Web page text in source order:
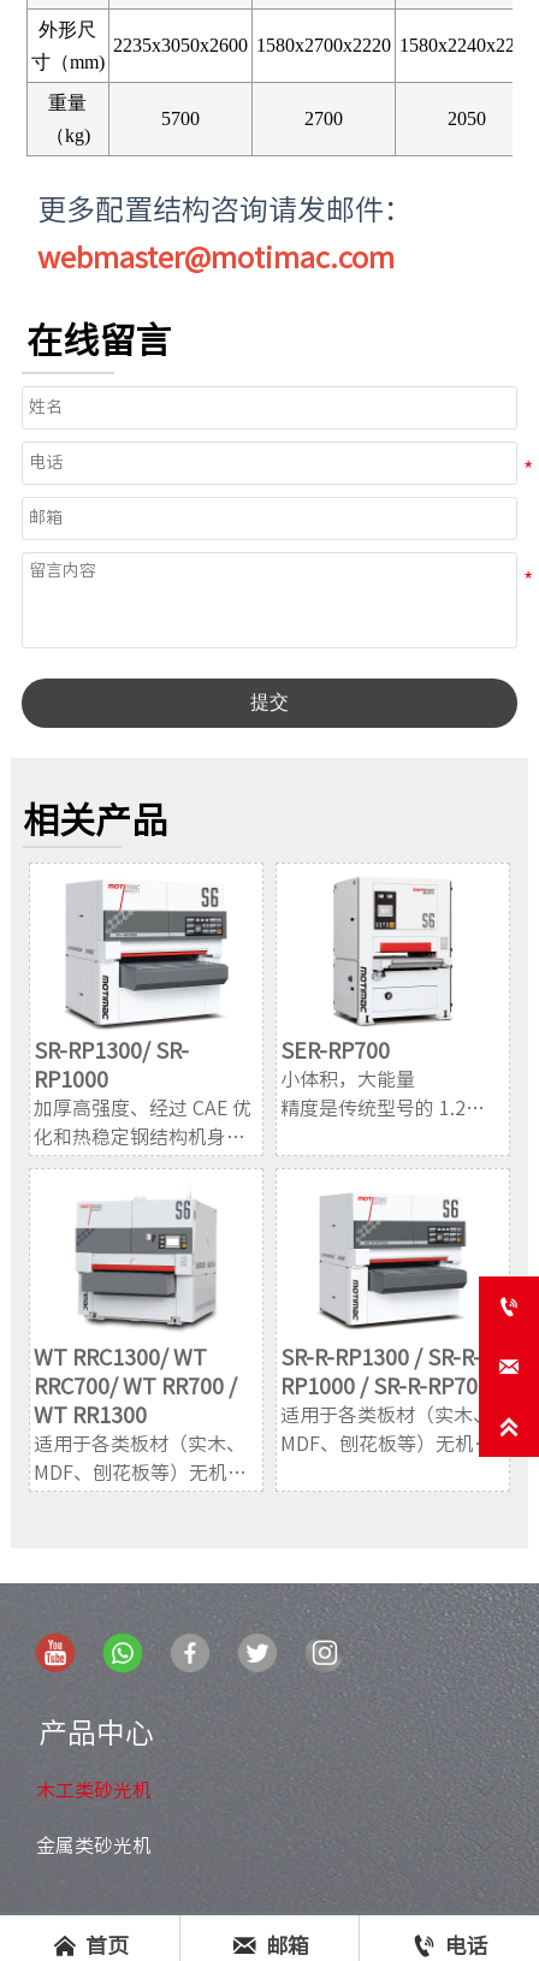
外形尺
寸（mm)
2235x3050x2600 1580x2700x2220 1580x2240x2220
重量
（kg)
5700 2700 2050
更多配置结构咨询请发邮件：
webmaster@motimac.com
在线留言
提交
相关产品
SR-RP1300/ SR-
RP1000
加厚高强度、经过 CAE 优
化和热稳定钢结构机身以
及选用国际品牌配件，实
现出众的坚固性和可靠
适用于木业行业、建筑行
业、电子行业、风电行
业、木塑行业等。
SER-RP700
小体积，大能量
精度是传统型号的 1.2
可满足强力定厚砂光需
满足多样化部件砂光
适用于木业行业、建筑行
业、电子行业、风电行
业、木塑行业等。
​WT RRC1300/ WT
RRC700/ WT RR700 /
WT RR1300
适用于各类板材（实木、
MDF、刨花板等）无机板
SR-R-RP1300 / SR-R-
RP1000 / SR-R-RP700
适用于各类板材（实木、
MDF、刨花板等）无机板
产品中心
木工类砂光机 
金属类砂光机 
 首页  邮箱  电话


